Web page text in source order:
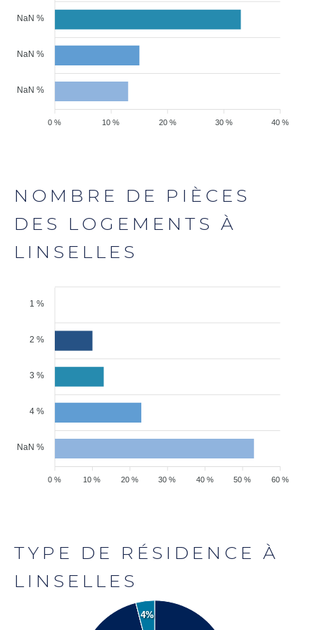
NaN %
NaN %
NaN %
40 %
30 %
20 %
10 %
0 %
NOMBRE DE PIÈCES
DES LOGEMENTS À
LINSELLES
1 %
2 %
3 %
4 %
NaN %
60 %
50 %
40 %
30 %
20 %
10 %
0 %
TYPE DE RÉSIDENCE À
LINSELLES
4%